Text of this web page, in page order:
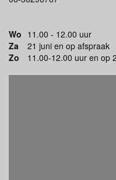
Wo 11.00 - 12.00 uur
Za
21 juni en op afspraak
Zo
11.00-12.00 uur en op